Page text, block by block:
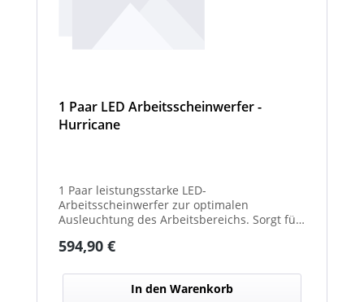
1 Paar LED Arbeitsscheinwerfer -
Hurricane
1 Paar leistungsstarke LED-
Arbeitsscheinwerfer zur optimalen
Ausleuchtung des Arbeitsbereichs. Sorgt für
Sicht bei Dunkelheit oder schlechten
Einsatz an Arbeits-, Kommunal- und
Sonderfahrzeugen. Balkenbreiten mit
Regulärer Preis:
594,90 €
In den Warenkorb